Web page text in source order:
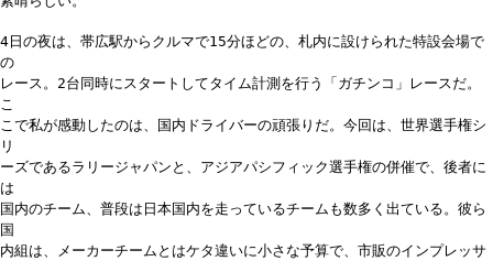
4日の夜は、帯広駅からクルマで15分ほどの、札内に設けられた特設会場で
の
レース。2台同時にスタートしてタイム計測を行う「ガチンコ」レースだ。
こ
こで私が感動したのは、国内ドライバーの頑張りだ。今回は、世界選手権シ
リ
ーズであるラリージャパンと、アジアパシフィック選手権の併催で、後者に
は
国内のチーム、普段は日本国内を走っているチームも数多く出ている。彼ら
国
内組は、メーカーチームとはケタ違いに小さな予算で、市販のインプレッサ